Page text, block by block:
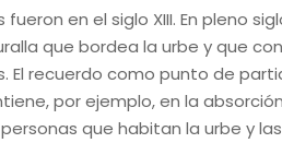
en el siglo XIII. En pleno
que bordea la urbe y que
El recuerdo como punto de
por ejemplo, en la
que habitan la urbe y